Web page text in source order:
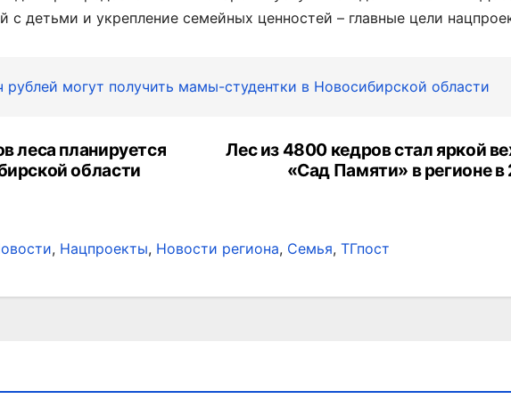
с детьми и укрепление семейных ценностей – главные цели
могут получить мамы-студентки в Новосибирской области
Лес из 4800 кедров стал яркой
«Сад Памяти» в регионе в
леса планируется
области
, Нацпроекты, Новости региона, Семья, ТГпост